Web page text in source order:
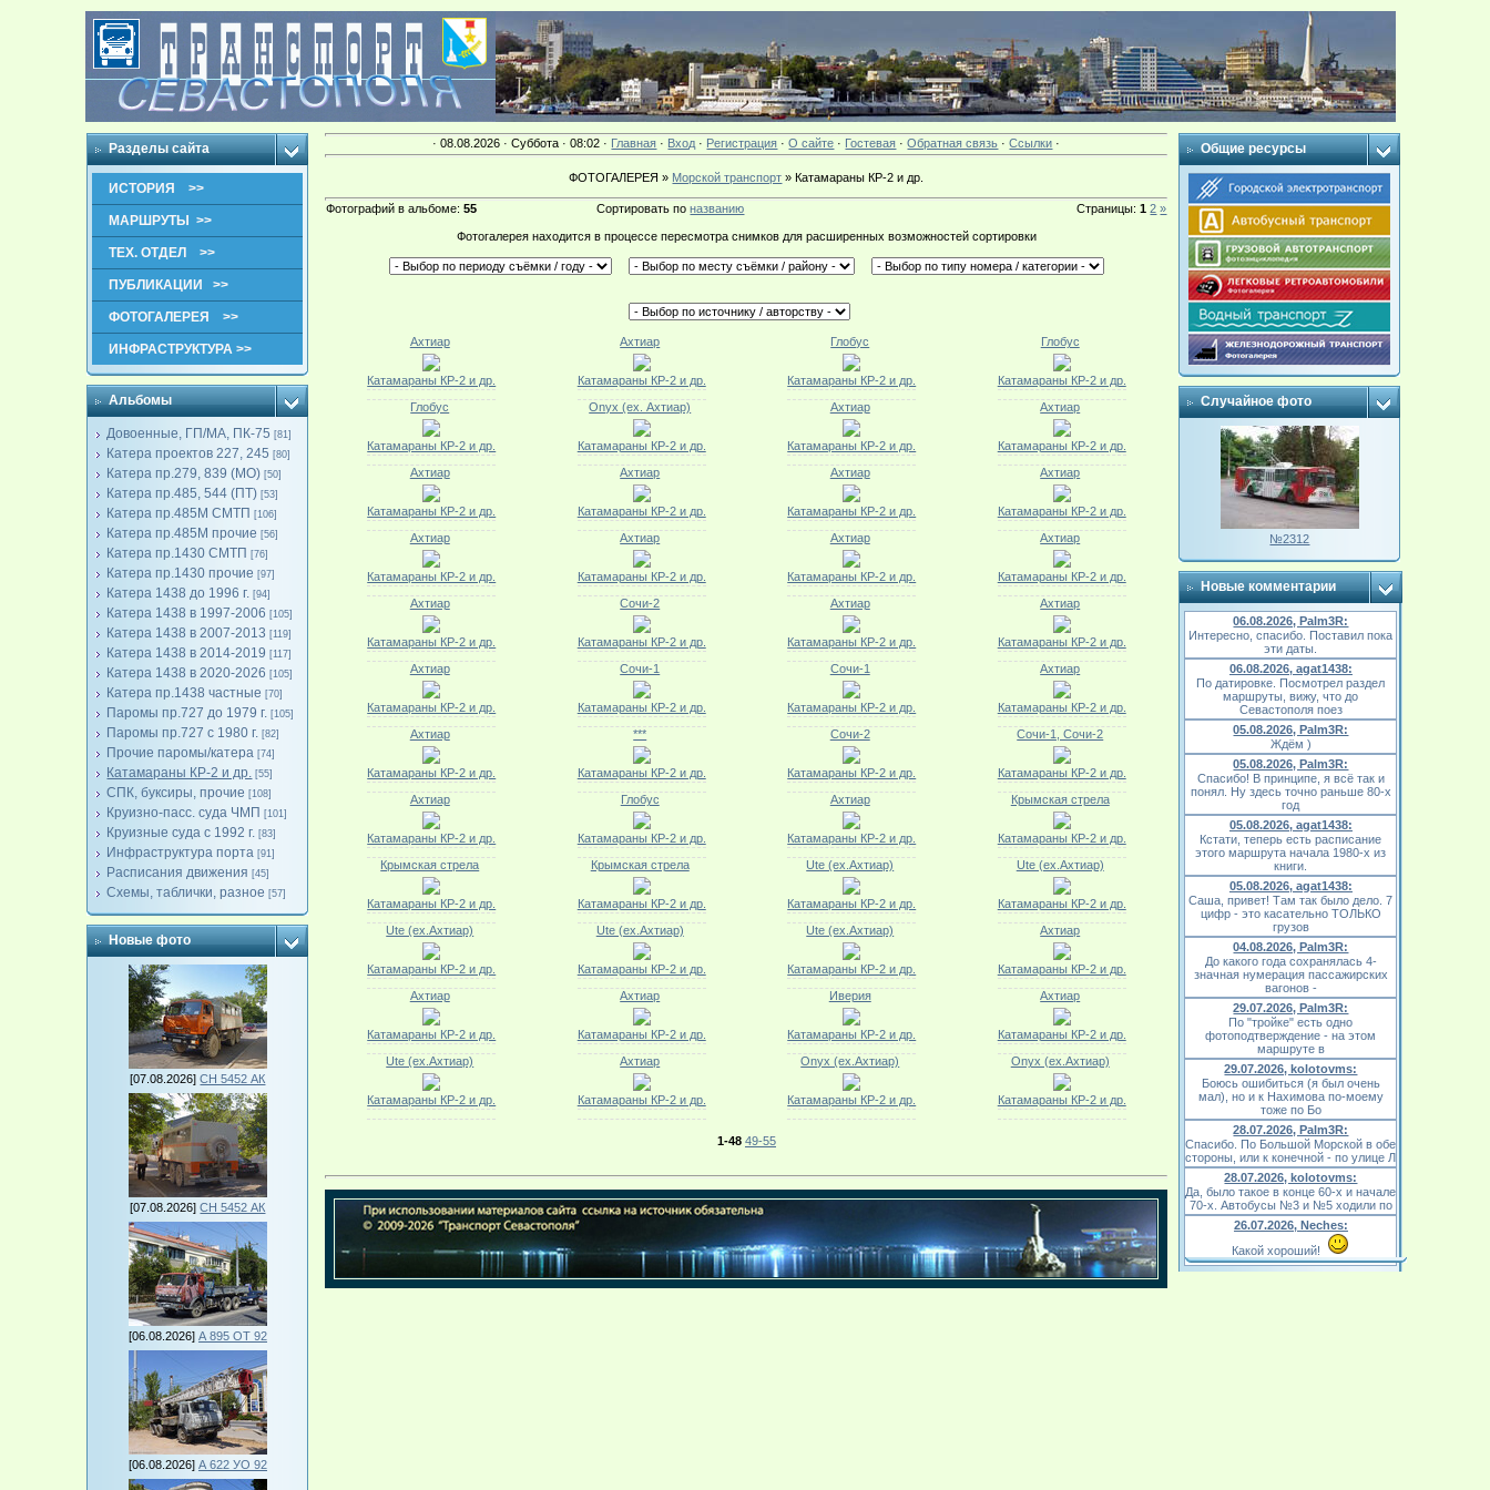
Разделы сайта
ИСТОРИЯ >>
МАРШРУТЫ >>
ТЕХ. ОТДЕЛ >>
ПУБЛИКАЦИИ >>
ФОТОГАЛЕРЕЯ >>
ИНФРАСТРУКТУРА >>
Альбомы
Довоенные, ГП/МА, ПК-75 [81]
Катера проектов 227, 245 [80]
Катера пр.279, 839 (МО) [50]
Катера пр.485, 544 (ПТ) [53]
Катера пр.485М СМТП [106]
Катера пр.485М прочие [56]
Катера пр.1430 СМТП [76]
Катера пр.1430 прочие [97]
Катера 1438 до 1996 г. [94]
Катера 1438 в 1997-2006 [105]
Катера 1438 в 2007-2013 [119]
Катера 1438 в 2014-2019 [117]
Катера 1438 в 2020-2026 [105]
Катера пр.1438 частные [70]
Паромы пр.727 до 1979 г. [105]
Паромы пр.727 с 1980 г. [82]
Прочие паромы/катера [74]
Катамараны КР-2 и др. [55]
СПК, буксиры, прочие [108]
Круизно-пасс. суда ЧМП [101]
Круизные суда с 1992 г. [83]
Инфраструктура порта [91]
Расписания движения [45]
Схемы, таблички, разное [57]
Новые фото
[07.08.2026]СН 5452 АК
[07.08.2026]СН 5452 АК
[06.08.2026] А 895 ОТ 92
[06.08.2026] А 622 УО 92
· 08.08.2026 · Суббота · 08:02 · Главная · Вход · Регистрация ·О сайте · Гостевая ·Обратная связь ·Ссылки ·
ФОТОГАЛЕРЕЯ » Морской транспорт » Катамараны КР-2 и др.
Фотографий в альбоме:55 Сортировать поназванию Страницы:1 2 »
Фотогалерея находится в процессе пересмотра снимков для расширенных возможностей сортировки
Ахтиар
Катамараны КР-2 и др.
Ахтиар
Катамараны КР-2 и др.
Глобус
Катамараны КР-2 и др.
Глобус
Катамараны КР-2 и др.
Глобус
Катамараны КР-2 и др.
Onyx (ех. Ахтиар)
Катамараны КР-2 и др.
Ахтиар
Катамараны КР-2 и др.
Ахтиар
Катамараны КР-2 и др.
Ахтиар
Катамараны КР-2 и др.
Ахтиар
Катамараны КР-2 и др.
Ахтиар
Катамараны КР-2 и др.
Ахтиар
Катамараны КР-2 и др.
Ахтиар
Катамараны КР-2 и др.
Ахтиар
Катамараны КР-2 и др.
Ахтиар
Катамараны КР-2 и др.
Ахтиар
Катамараны КР-2 и др.
Ахтиар
Катамараны КР-2 и др.
Сочи-2
Катамараны КР-2 и др.
Ахтиар
Катамараны КР-2 и др.
Ахтиар
Катамараны КР-2 и др.
Ахтиар
Катамараны КР-2 и др.
Сочи-1
Катамараны КР-2 и др.
Сочи-1
Катамараны КР-2 и др.
Ахтиар
Катамараны КР-2 и др.
Ахтиар
Катамараны КР-2 и др.
***
Катамараны КР-2 и др.
Сочи-2
Катамараны КР-2 и др.
Сочи-1, Сочи-2
Катамараны КР-2 и др.
Ахтиар
Катамараны КР-2 и др.
Глобус
Катамараны КР-2 и др.
Ахтиар
Катамараны КР-2 и др.
Крымская стрела
Катамараны КР-2 и др.
Крымская стрела
Катамараны КР-2 и др.
Крымская стрела
Катамараны КР-2 и др.
Ute (ex.Ахтиар)
Катамараны КР-2 и др.
Ute (ex.Ахтиар)
Катамараны КР-2 и др.
Ute (ex.Ахтиар)
Катамараны КР-2 и др.
Ute (ex.Ахтиар)
Катамараны КР-2 и др.
Ute (ex.Ахтиар)
Катамараны КР-2 и др.
Ахтиар
Катамараны КР-2 и др.
Ахтиар
Катамараны КР-2 и др.
Ахтиар
Катамараны КР-2 и др.
Иверия
Катамараны КР-2 и др.
Ахтиар
Катамараны КР-2 и др.
Ute (ex.Ахтиар)
Катамараны КР-2 и др.
Ахтиар
Катамараны КР-2 и др.
Onyx (ex.Ахтиар)
Катамараны КР-2 и др.
Onyx (ex.Ахтиар)
Катамараны КР-2 и др.
1-48 49-55
Общие ресурсы
Случайное фото
№2312
Новые комментарии
06.08.2026, Palm3R:
Интересно, спасибо. Поставил пока
эти даты.
06.08.2026, agat1438:
По датировке. Посмотрел раздел
маршруты, вижу, что до
Севастополя поез
05.08.2026, Palm3R:
Ждём )
05.08.2026, Palm3R:
Спасибо! В принципе, я всё так и
понял. Ну здесь точно раньше 80-х
год
05.08.2026, agat1438:
Кстати, теперь есть расписание
этого маршрута начала 1980-х из
книги.
05.08.2026, agat1438:
Саша, привет! Там так было дело. 7
цифр - это касательно ТОЛЬКО
грузов
04.08.2026, Palm3R:
До какого года сохранялась 4-
значная нумерация пассажирских
вагонов -
29.07.2026, Palm3R:
По "тройке" есть одно
фотоподтверждение - на этом
маршруте в
29.07.2026, kolotovms:
Боюсь ошибиться (я был очень
мал), но и к Нахимова по-моему
тоже по Бо
28.07.2026, Palm3R:
Спасибо. По Большой Морской в обе
стороны, или к конечной - по улице Л
28.07.2026, kolotovms:
Да, было такое в конце 60-х и начале
70-х. Автобусы №3 и №5 ходили по
26.07.2026, Neches:
Какой хороший!